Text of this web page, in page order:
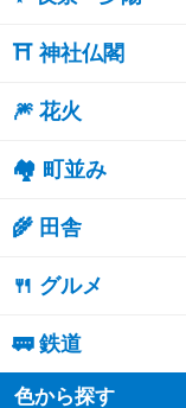
⛩ 神社仏閣
🎆 花火
🏘 町並み
🌾 田舎
🍴 グルメ
🚃 鉄道
色から探す